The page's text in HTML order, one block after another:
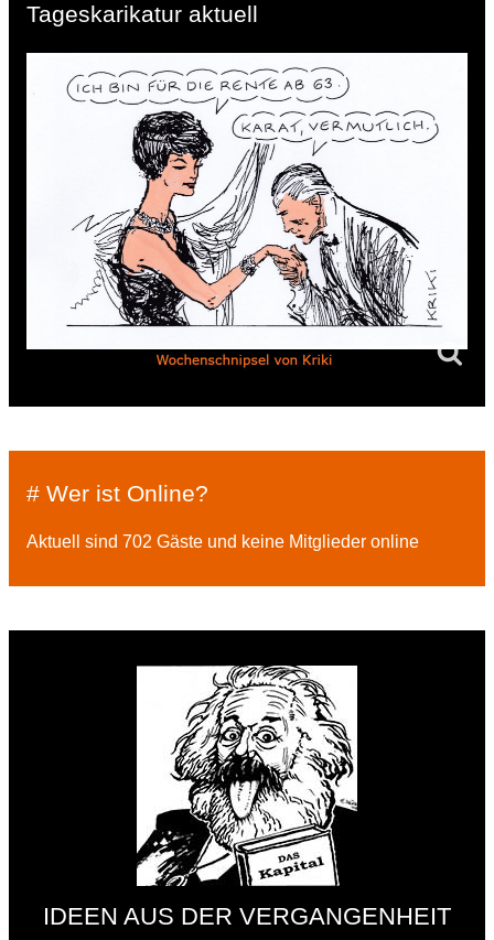
Tageskarikatur aktuell
# Wer ist Online?
Aktuell sind 702 Gäste und keine Mitglieder online
IDEEN AUS DER VERGANGENHEIT